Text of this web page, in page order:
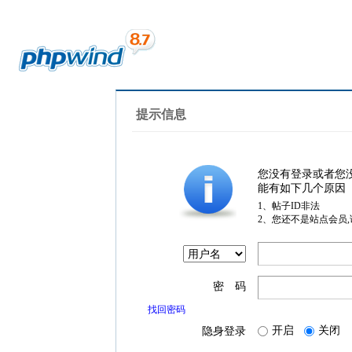
提示信息
您没有登录或者您
能有如下几个原因
1、帖子ID非法
2、您还不是站点会员
密 码
找回密码
隐身登录 开启 关闭